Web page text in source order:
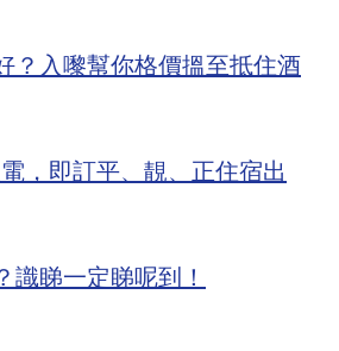
？入嚟幫你格價搵至抵住酒
，即訂平、靚、正住宿出
識睇一定睇呢到！